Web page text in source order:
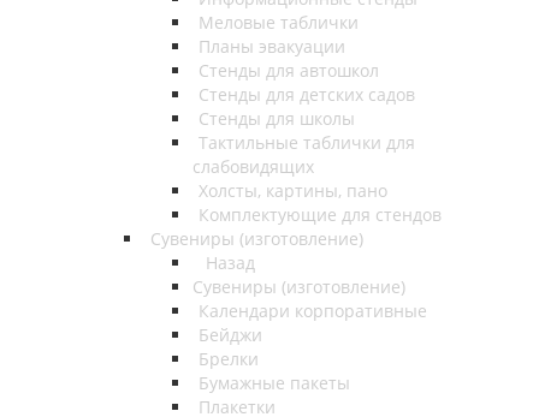
Меловые таблички
Планы эвакуации
Стенды для автошкол
Стенды для детских садов
Стенды для школы
Тактильные таблички для
слабовидящих
Холсты, картины, пано
Комплектующие для стендов
Сувениры (изготовление)
Назад
Сувениры (изготовление)
Календари корпоративные
Бейджи
Брелки
Бумажные пакеты
Плакетки